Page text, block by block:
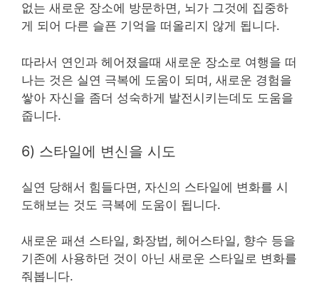
없는 새로운 장소에 방문하면, 뇌가 그것에 집중하
게 되어 다른 슬픈 기억을 떠올리지 않게 됩니다.
따라서 연인과 헤어졌을때 새로운 장소로 여행을 떠
나는 것은 실연 극복에 도움이 되며, 새로운 경험을
쌓아 자신을 좀더 성숙하게 발전시키는데도 도움을
줍니다.
6) 스타일에 변신을 시도
실연 당해서 힘들다면, 자신의 스타일에 변화를 시
도해보는 것도 극복에 도움이 됩니다.
새로운 패션 스타일, 화장법, 헤어스타일, 향수 등을
기존에 사용하던 것이 아닌 새로운 스타일로 변화를
줘봅니다.